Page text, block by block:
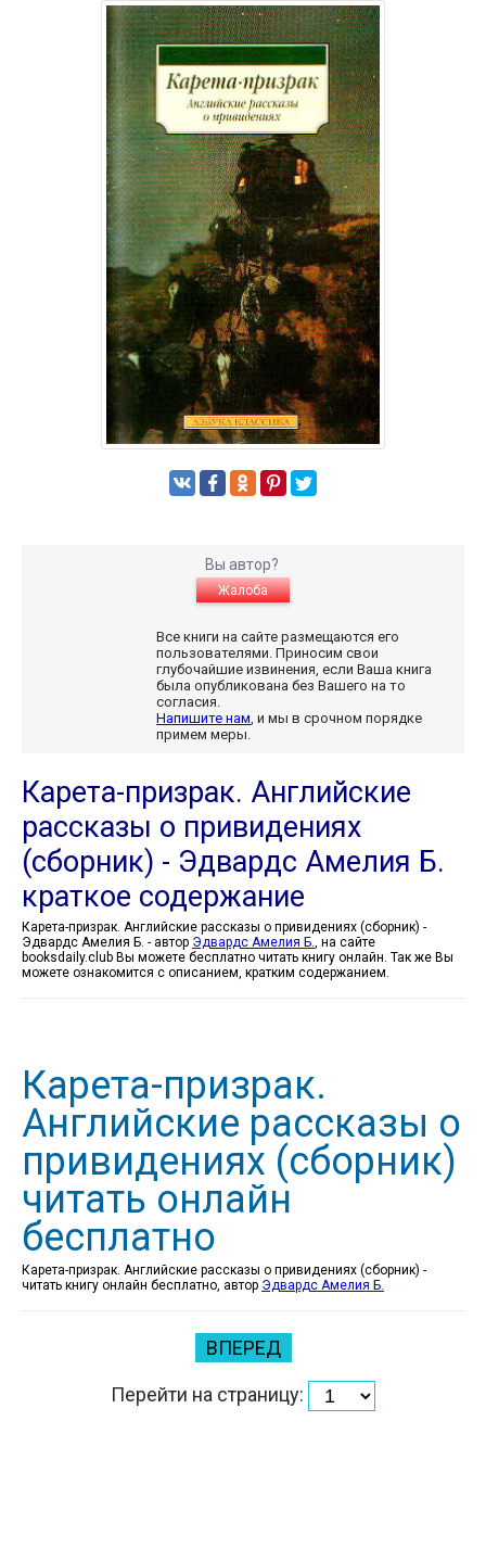
Вы автор?
Жалоба
Все книги на сайте размещаются его
пользователями. Приносим свои
глубочайшие извинения, если Ваша книга
была опубликована без Вашего на то
согласия.
Напишите нам, и мы в срочном порядке
примем меры.
Карета-призрак. Английские
рассказы о привидениях
(сборник) - Эдвардс Амелия Б.
краткое содержание
Карета-призрак. Английские рассказы о привидениях (сборник) -
Эдвардс Амелия Б. - автор Эдвардс Амелия Б., на сайте
booksdaily.club Вы можете бесплатно читать книгу онлайн. Так же Вы
можете ознакомится с описанием, кратким содержанием.
Карета-призрак.
Английские рассказы о
привидениях (сборник)
читать онлайн
бесплатно
Карета-призрак. Английские рассказы о привидениях (сборник) -
читать книгу онлайн бесплатно, автор Эдвардс Амелия Б.
ВПЕРЕД
Перейти на страницу: